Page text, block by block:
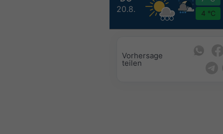
20.8.
4 °C
Vorhersage
teilen